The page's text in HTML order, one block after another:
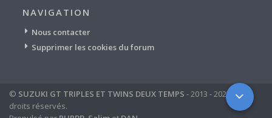
NAVIGATION
Nous contacter
Supprimer les cookies du forum
© SUZUKI GT TRIPLES ET TWINS DEUX TEMPS - 2013 - 2024 - tous
droits réservés.